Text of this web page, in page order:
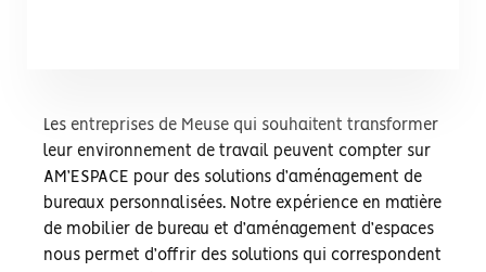
Les entreprises de Meuse qui souhaitent transformer
leur environnement de travail peuvent compter sur
AM’ESPACE pour des solutions d’aménagement de
bureaux personnalisées. Notre expérience en matière
de mobilier de bureau et d’aménagement d’espaces
nous permet d’offrir des solutions qui correspondent